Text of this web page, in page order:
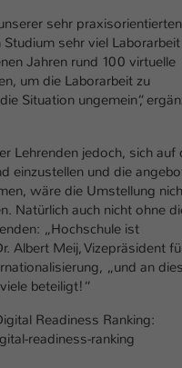
sehr praxisorientierten
sehr viel Laborarbeit
Jahren rund 100 virtuelle
um die Laborarbeit zu
Situation ungemein“,
Lehrenden jedoch, sich auf
einzustellen und die
wäre die Umstellung
Natürlich auch nicht ohne
„Hochschule ist
Albert Meij, Vizepräsident
„und an
beteiligt!“
Readiness Ranking:
readiness-ranking